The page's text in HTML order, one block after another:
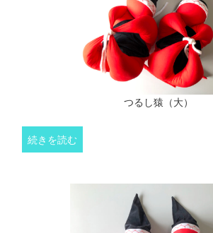
つるし猿（大）
続きを読む